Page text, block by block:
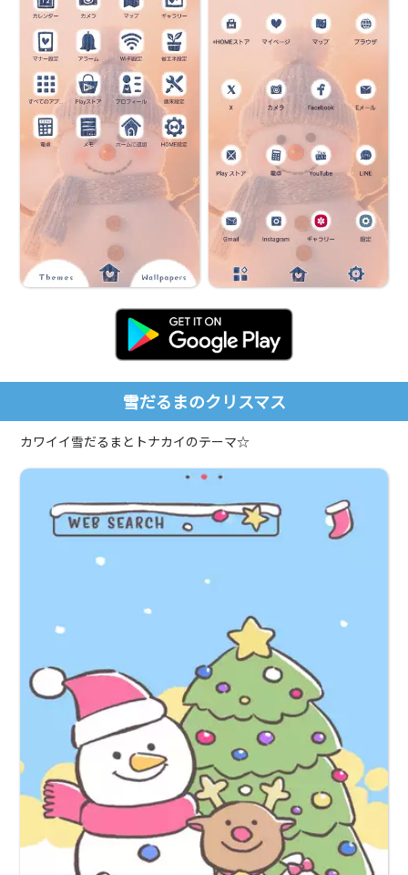
雪だるまのクリスマス
カワイイ雪だるまとトナカイのテーマ☆